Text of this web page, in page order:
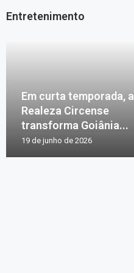
Entretenimento
Em curta temporada, a
Realeza Circense
transforma Goiânia...
19 de junho de 2026